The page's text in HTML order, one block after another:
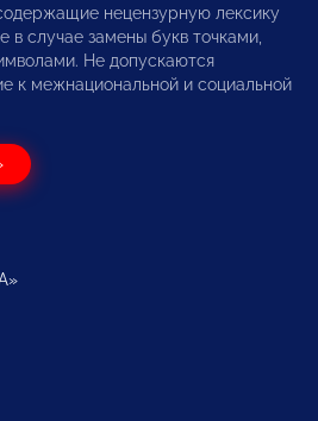
нецензурную лексику
случае замены букв точками,
Не допускаются
к межнациональной и социальной